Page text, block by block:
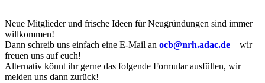
Neue Mitglieder und frische Ideen für Neugründungen sind immer
willkommen!
Dann schreib uns einfach eine E-Mail an ocb@nrh.adac.de – wir
freuen uns auf euch!
Alternativ könnt ihr gerne das folgende Formular ausfüllen, wir
melden uns dann zurück!